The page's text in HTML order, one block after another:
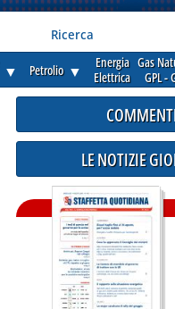
Ricerca
▼ Petrolio ▼
Energia
Elettrica
Gas
GPL -
LE NOTIZIE